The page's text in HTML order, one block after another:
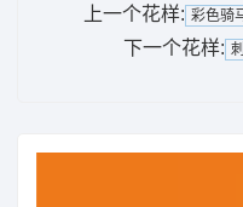
上一个花样: 彩色骑
下一个花样: